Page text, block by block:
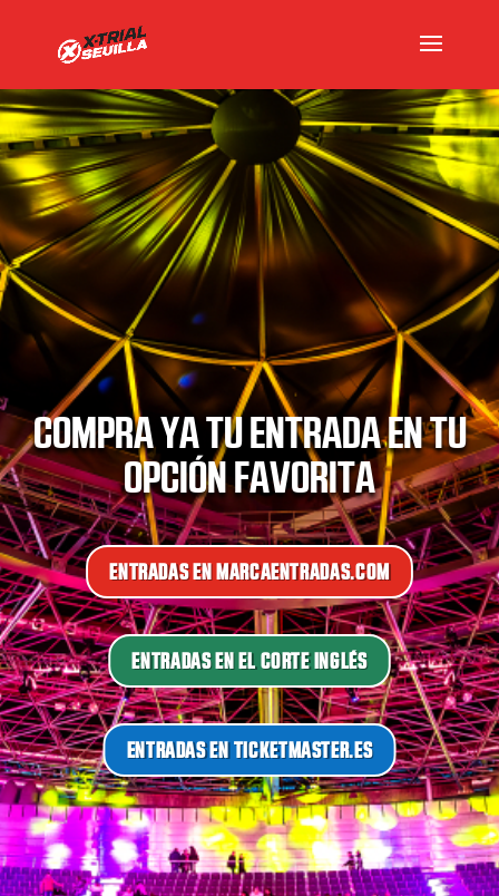
COMPRA YA TU ENTRADA EN TU
OPCIÓN FAVORITA
ENTRADAS EN MARCAENTRADAS.COM
ENTRADAS EN EL CORTE INGLÉS
ENTRADAS EN TICKETMASTER.ES